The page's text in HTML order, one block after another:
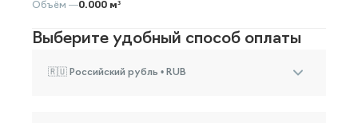
Объём —0.000 м³
Выберите удобный способ оплаты
🇷🇺 Российский рубль • RUB